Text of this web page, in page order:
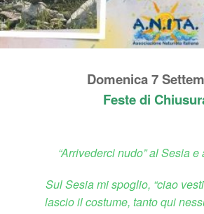
Domenica 7
Feste di
“Arrivederci nudo” al Sesia e
Sul Sesia mi spoglio, “ciao
lascio il costume, tanto qui